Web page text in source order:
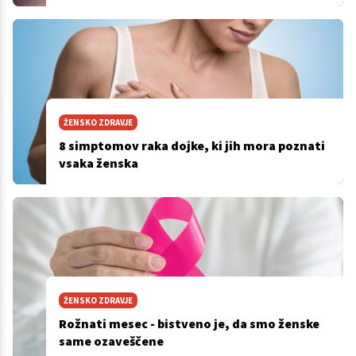
ŽENSKO ZDRAVJE
8 simptomov raka dojke, ki jih mora poznati
vsaka ženska
ŽENSKO ZDRAVJE
Rožnati mesec - bistveno je, da smo ženske
same ozaveščene